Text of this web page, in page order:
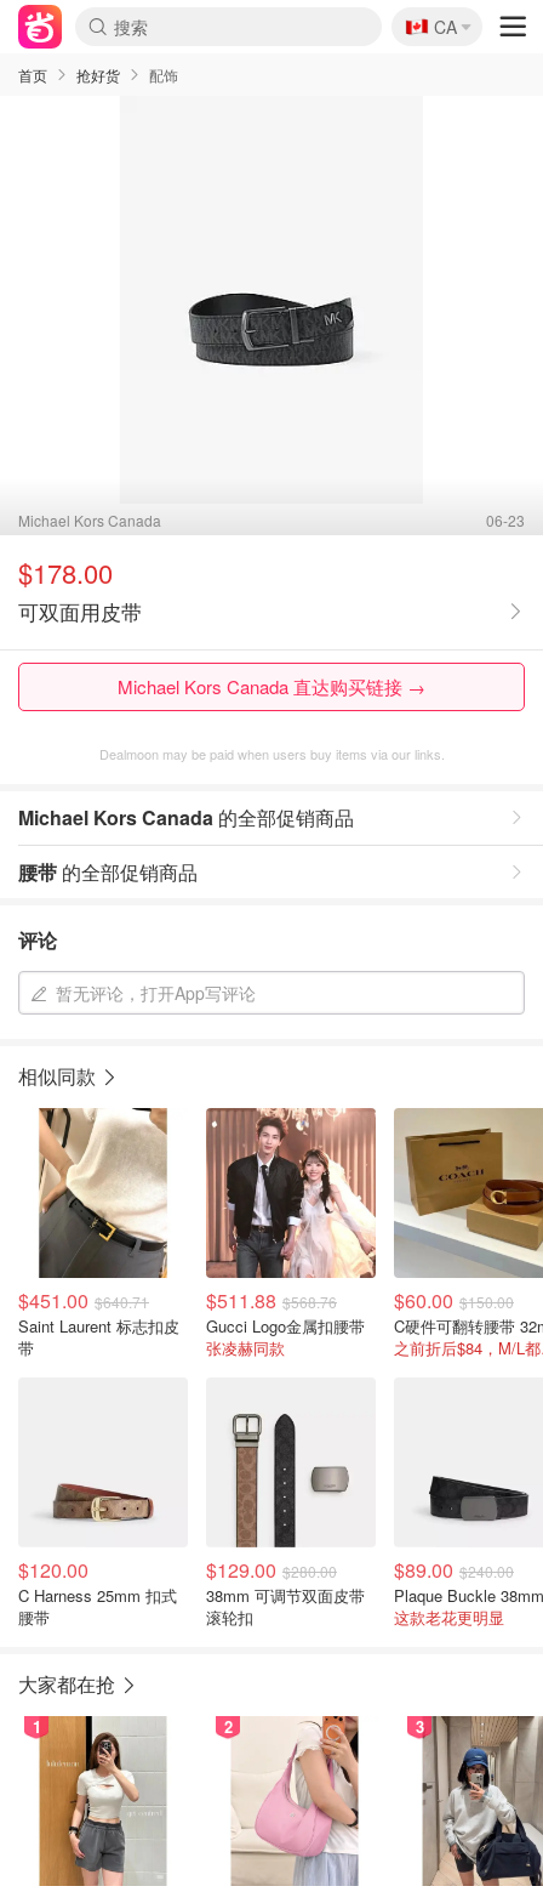
🇨🇦
CA
首页 抢好货 配饰
Michael Kors Canada 06-23
$178.00
可双面用皮带
Michael Kors Canada 直达购买链接 →
Dealmoon may be paid when users buy items via our links.
Michael Kors Canada 的全部促销商品
腰带 的全部促销商品
评论
暂无评论，打开App写评论
相似同款
$451.00 $640.71
Saint Laurent 标志扣皮
带
$511.88 $568.76
Gucci Logo金属扣腰带
张凌赫同款
$60.00 $150.00
C硬件可翻转腰带
之
$120.00
C Harness 25mm 扣式
腰带
$129.00 $280.00
38mm 可调节双面皮带
滚轮扣
$89.00 $240.00
这款老花更明显
大家都在抢
1 2 3